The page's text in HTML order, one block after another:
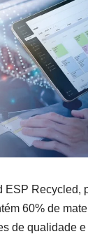
ESP Recycled,
60% de
de qualidade